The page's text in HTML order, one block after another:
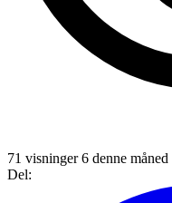
71 visninger6 denne måned
Del: